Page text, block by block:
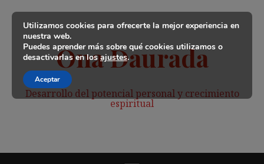
contenido
Ona Daurada
Desarrollo del potencial personal y crecimiento
espiritual
Utilizamos cookies para ofrecerte la mejor experiencia en
nuestra web.
Puedes aprender más sobre qué cookies utilizamos o
desactivarlas en losajustes.
Aceptar